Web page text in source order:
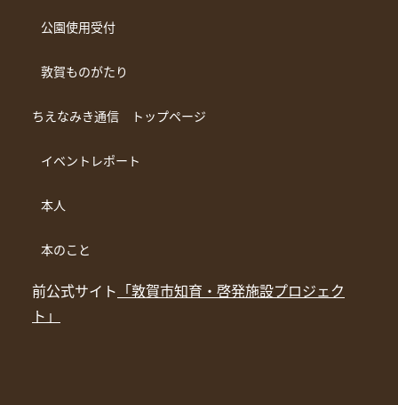
公園使用受付
敦賀ものがたり
ちえなみき通信 トップページ
イベントレポート
本人
本のこと
前公式サイト 「敦賀市知育・啓発施設プロジェク
ト」